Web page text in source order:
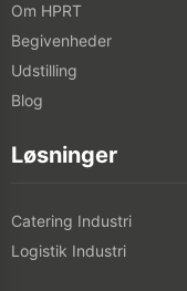
Om HPRT
Begivenheder
Udstilling
Blog
Løsninger
Catering Industri
Logistik Industri